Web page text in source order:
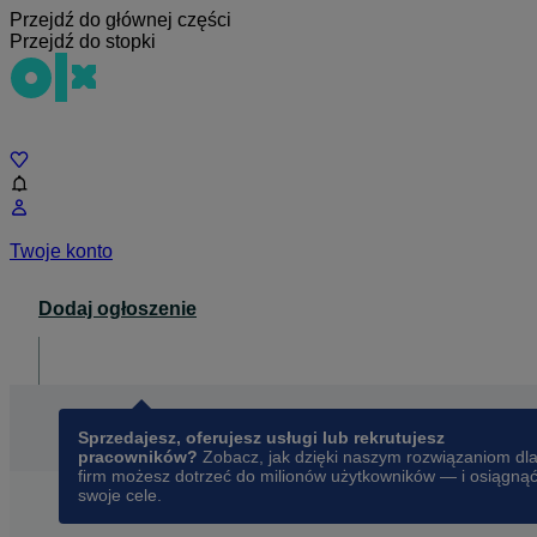
Przejdź do głównej części
Przejdź do stopki
Twoje konto
Dodaj ogłoszenie
Sprzedajesz, oferujesz usługi lub rekrutujesz
pracowników? Zobacz, jak dzięki naszym rozwiązaniom dla
firm możesz dotrzeć do milionów użytkowników — i osiągnąć
swoje cele.